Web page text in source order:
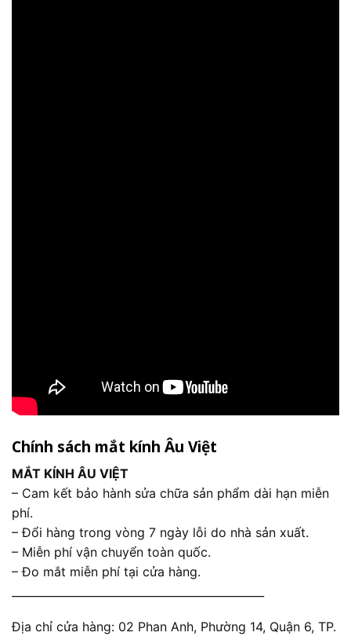
Chính sách mắt kính Âu Việt
MẮT KÍNH ÂU VIỆT
– Cam kết bảo hành sửa chữa sản phẩm dài hạn miễn
phí.
– Đổi hàng trong vòng 7 ngày lỗi do nhà sản xuất.
– Miễn phí vận chuyển toàn quốc.
– Đo mắt miễn phí tại cửa hàng.
Địa chỉ cửa hàng: 02 Phan Anh, Phường 14, Quận 6, TP.